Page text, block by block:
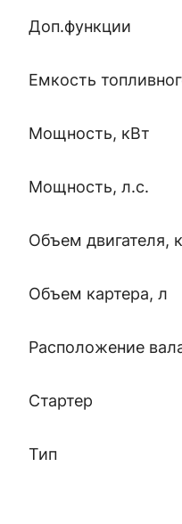
Доп.функции
Емкость
Мощность, кВт
Мощность, л.с.
Объем двигателя,
Объем картера, л
Расположение
Стартер
Тип